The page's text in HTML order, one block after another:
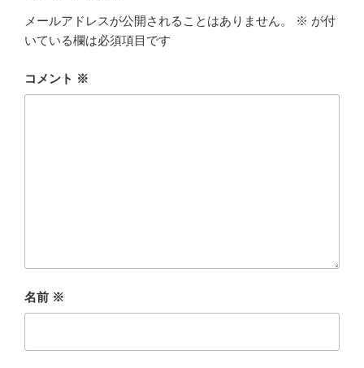
メールアドレスが公開されることはありません。 ※ が付
いている欄は必須項目です
コメント ※
名前 ※